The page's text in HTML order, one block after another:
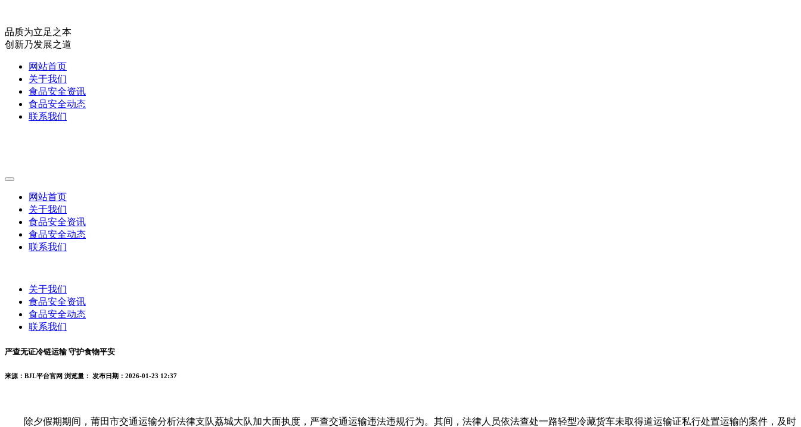
品质为立足之本
创新乃发展之道
网站首页
关于我们
食品安全资讯
食品安全动态
联系我们
网站首页
关于我们
食品安全资讯
食品安全动态
联系我们
关于我们
食品安全资讯
食品安全动态
联系我们
严查无证冷链运输 守护食物平安
来源：BJL平台官网 浏览量： 发布日期：2026-01-23 12:37
除夕假期期间，莆田市交通运输分析法律支队荔城大队加大面执度，严查交通运输违法违规行为。其间，法律人员依法查处一路轻型冷藏货车未取得道运输证私行处置运输的案件，及时